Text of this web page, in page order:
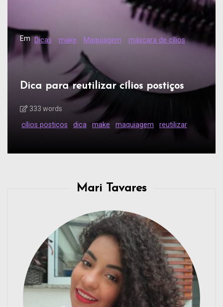
Em Dicas make Maquiagem máscara de cílios
Dica para reutilizar cílios postiços
333 words
cílios postiços dica make maquiagem reutilizar
Mari Tavares